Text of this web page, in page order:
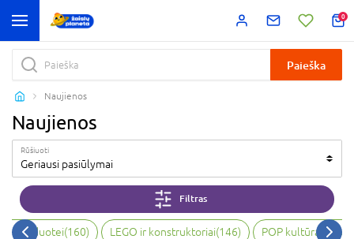
0
Paieška
Naujienos
Naujienos
Rūšiuoti
Geriausi pasiūlymai
Filtras
vaizduotei(160) LEGO ir konstruktoriai(146) POP kultūra ir